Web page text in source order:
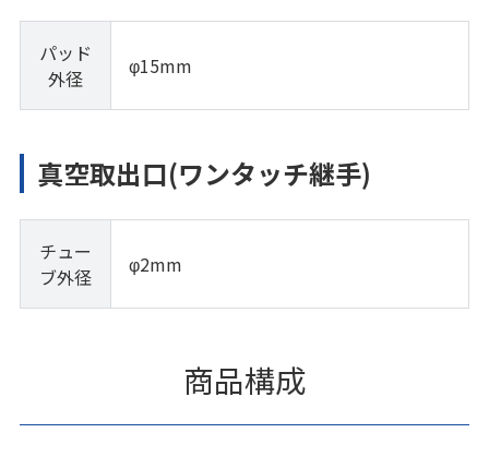
パッド
外径
φ15mm
真空取出口(ワンタッチ継手)
チュー
ブ外径
φ2mm
商品構成